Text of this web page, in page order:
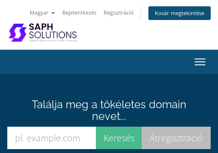
Magyar Bejelentkezés Regisztráció Kosár megtekintése
a
Találja meg a tökéletes domain
nevet...